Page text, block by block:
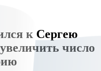
к Сергею
число